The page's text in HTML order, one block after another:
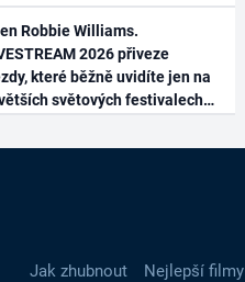
Robbie Williams.
2026 přiveze
které běžně uvidíte jen na
světových festivalech
Jak zhubnout Nejlepší